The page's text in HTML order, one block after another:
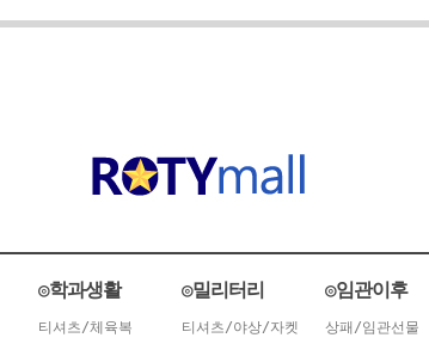
◎학과생활
티셔츠/체육복
◎밀리터리
티셔츠/야상/자켓
◎임관이후
상패/임관선물